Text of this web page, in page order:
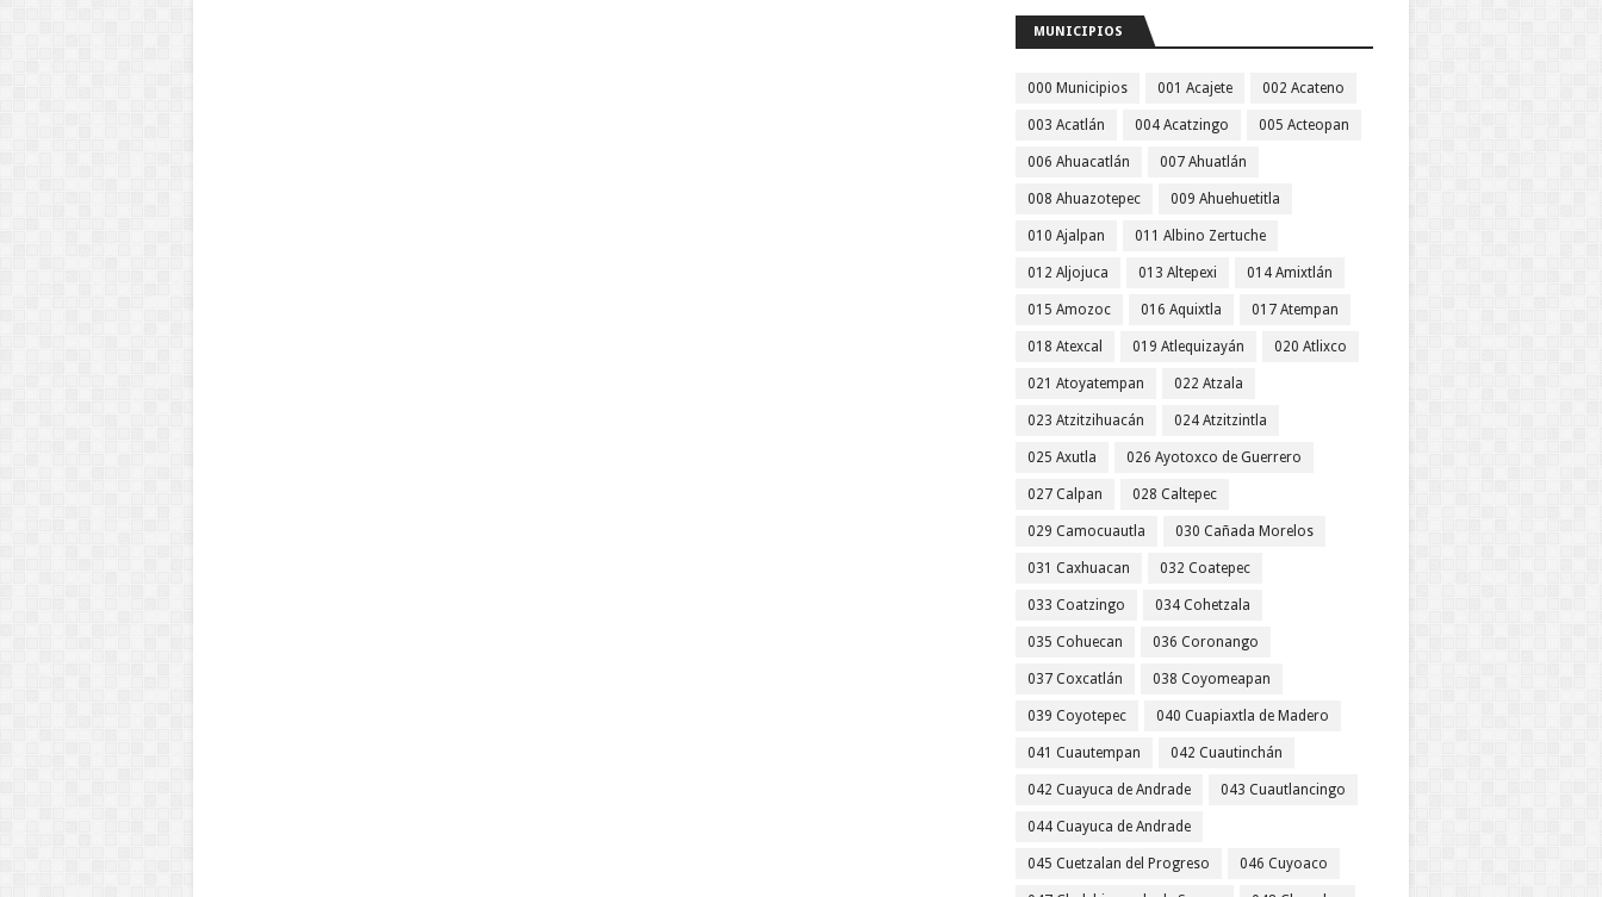
MUNICIPIOS
000 Municipios 001 Acajete 002 Acateno
003 Acatlán 004 Acatzingo 005 Acteopan
006 Ahuacatlán 007 Ahuatlán
008 Ahuazotepec 009 Ahuehuetitla
010 Ajalpan 011 Albino Zertuche
012 Aljojuca 013 Altepexi 014 Amixtlán
015 Amozoc 016 Aquixtla 017 Atempan
018 Atexcal 019 Atlequizayán 020 Atlixco
021 Atoyatempan 022 Atzala
023 Atzitzihuacán 024 Atzitzintla
025 Axutla 026 Ayotoxco de Guerrero
027 Calpan 028 Caltepec
029 Camocuautla 030 Cañada Morelos
031 Caxhuacan 032 Coatepec
033 Coatzingo 034 Cohetzala
035 Cohuecan 036 Coronango
037 Coxcatlán 038 Coyomeapan
039 Coyotepec 040 Cuapiaxtla de Madero
041 Cuautempan 042 Cuautinchán
042 Cuayuca de Andrade 043 Cuautlancingo
044 Cuayuca de Andrade
045 Cuetzalan del Progreso 046 Cuyoaco